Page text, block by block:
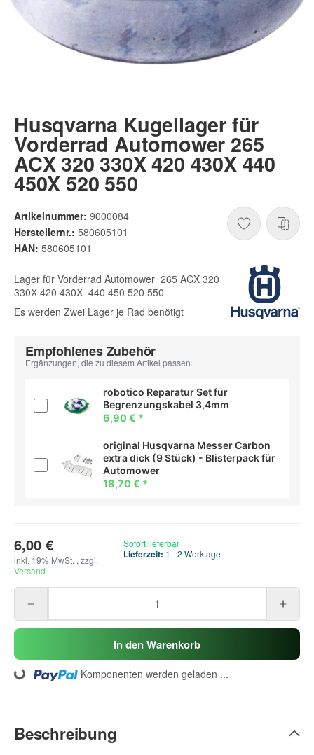
Husqvarna Kugellager für
Vorderrad Automower 265
ACX 320 330X 420 430X 440
450X 520 550
Artikelnummer: 9000084
Herstellernr.: 580605101
HAN: 580605101
Lager für Vorderrad Automower 265 ACX 320
330X 420 430X 440 450 520 550
Es werden Zwei Lager je Rad benötigt
Empfohlenes Zubehör
Ergänzungen, die zu diesem Artikel passen.
robotico Reparatur Set für
Begrenzungskabel 3,4mm
6,90 € *
original Husqvarna Messer Carbon
extra dick (9 Stück) - Blisterpack für
Automower
18,70 € *
6,00 €
inkl. 19% MwSt. , zzgl.
Versand
Sofort lieferbar
Lieferzeit: 1 - 2 Werktage
In den Warenkorb
Komponenten werden geladen ...
Beschreibung